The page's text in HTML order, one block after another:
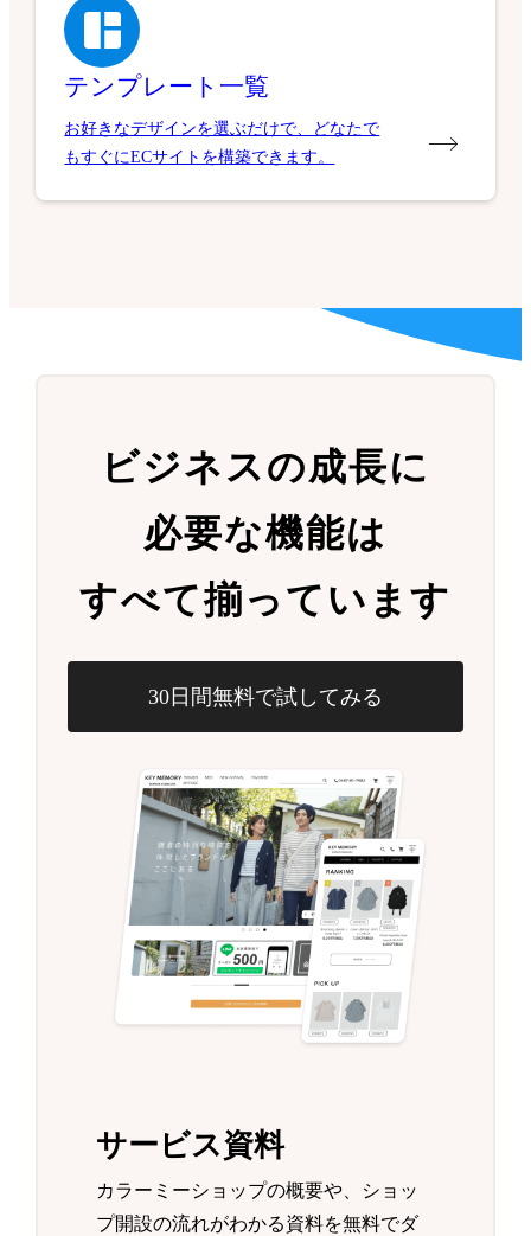
テンプレート一覧
お好きなデザインを選ぶだけで、どなたで
もすぐにECサイトを構築できます。
ビジネスの成長に
必要な機能は
すべて揃っています
30日間無料で試してみる
サービス資料
カラーミーショップの概要や、ショッ
プ開設の流れがわかる資料を無料でダ